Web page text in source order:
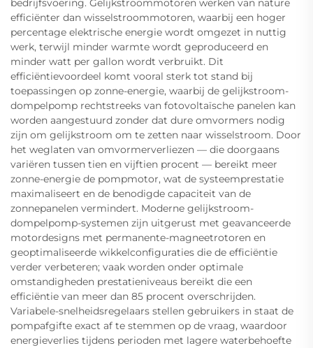
bedrijfsvoering. Gelijkstroommotoren werken van nature
efficiënter dan wisselstroommotoren, waarbij een hoger
percentage elektrische energie wordt omgezet in nuttig
werk, terwijl minder warmte wordt geproduceerd en
minder watt per gallon wordt verbruikt. Dit
efficiëntievoordeel komt vooral sterk tot stand bij
toepassingen op zonne-energie, waarbij de gelijkstroom-
dompelpomp rechtstreeks van fotovoltaïsche panelen kan
worden aangestuurd zonder dat dure omvormers nodig
zijn om gelijkstroom om te zetten naar wisselstroom. Door
het weglaten van omvormerverliezen — die doorgaans
variëren tussen tien en vijftien procent — bereikt meer
zonne-energie de pompmotor, wat de systeemprestatie
maximaliseert en de benodigde capaciteit van de
zonnepanelen vermindert. Moderne gelijkstroom-
dompelpomp-systemen zijn uitgerust met geavanceerde
motordesigns met permanente-magneetrotoren en
geoptimaliseerde wikkelconfiguraties die de efficiëntie
verder verbeteren; vaak worden onder optimale
omstandigheden prestatieniveaus bereikt die een
efficiëntie van meer dan 85 procent overschrijden.
Variabele-snelheidsregelaars stellen gebruikers in staat de
pompafgifte exact af te stemmen op de vraag, waardoor
energieverlies tijdens perioden met lagere waterbehoefte